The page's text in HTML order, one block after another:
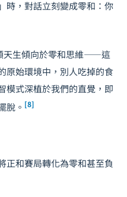
時，對話立刻變成零和：你
天生傾向於零和思維——這
原始環境中，別人吃掉的食
模式深植於我們的直覺，即
脫。 [8]
正和賽局轉化為零和甚至負